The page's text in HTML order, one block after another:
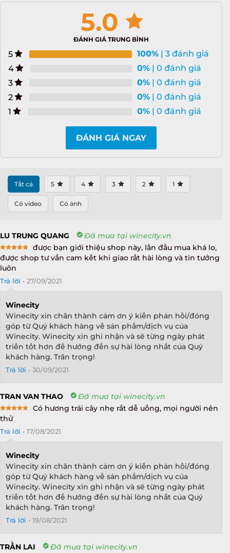
5.0
ĐÁNH GIÁ TRUNG BÌNH
5 100% | 3 đánh giá
4
0% | 0 đánh giá
3
0% | 0 đánh giá
2
0% | 0 đánh giá
1
0% | 0 đánh giá
ĐÁNH GIÁ NGAY
Tất cả 5 4 3 2 1
Có video Có ảnh
LU TRUNG QUANG Đã mua tại winecity.vn
Rated5
out of 5
được bạn giới thiệu shop này, lần đầu mua khá lo,
được shop tư vấn cam kết khi giao rất hài lòng và tin tưởng
luôn
Trả lời • 27/09/2021
Winecity
Winecity xin chân thành cảm ơn ý kiến phản hồi/đóng
góp từ Quý khách hàng về sản phẩm/dịch vụ của
Winecity. Winecity xin ghi nhận và sẽ từng ngày phát
triển tốt hơn để hướng đến sự hài lòng nhất của Quý
khách hàng. Trân trọng!
Trả lời • 30/09/2021
TRAN VAN THAO Đã mua tại winecity.vn
Rated
out of 5
Có hương trái cây nhẹ rất dễ uống, mọi người nên
thử
Trả lời • 17/08/2021
Winecity
Winecity xin chân thành cảm ơn ý kiến phản hồi/đóng
góp từ Quý khách hàng về sản phẩm/dịch vụ của
Winecity. Winecity xin ghi nhận và sẽ từng ngày phát
triển tốt hơn để hướng đến sự hài lòng nhất của Quý
khách hàng. Trân trọng!
Trả lời • 19/08/2021
TRẦN LAI Đã mua tại winecity.vn